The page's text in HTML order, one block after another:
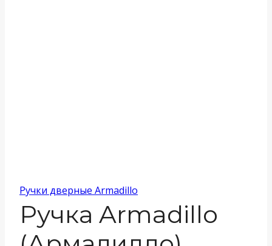
Ручки дверные Armadillo
Ручка Armadillo